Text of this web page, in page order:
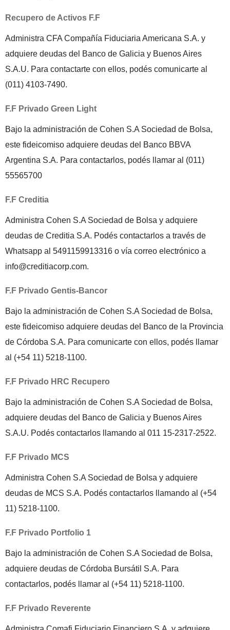
Recupero de Activos F.F
Administra CFA Compañía Fiduciaria Americana S.A. y
adquiere deudas del Banco de Galicia y Buenos Aires
S.A.U. Para contactarte con ellos, podés comunicarte al
(011) 4103-7490.
F.F Privado Green Light
Bajo la administración de Cohen S.A Sociedad de Bolsa,
este fideicomiso adquiere deudas del Banco BBVA
Argentina S.A. Para contactarlos, podés llamar al (011)
55565700
F.F Creditia
Administra Cohen S.A Sociedad de Bolsa y adquiere
deudas de Creditia S.A. Podés contactarlos a través de
Whatsapp al 5491159913316 o vía correo electrónico a
info@creditiacorp.com.
F.F Privado Gentis-Bancor
Bajo la administración de Cohen S.A Sociedad de Bolsa,
este fideicomiso adquiere deudas del Banco de la Provincia
de Córdoba S.A. Para comunicarte con ellos, podés llamar
al (+54 11) 5218-1100.
F.F Privado HRC Recupero
Bajo la administración de Cohen S.A Sociedad de Bolsa,
adquiere deudas del Banco de Galicia y Buenos Aires
S.A.U. Podés contactarlos llamando al 011 15-2317-2522.
F.F Privado MCS
Administra Cohen S.A Sociedad de Bolsa y adquiere
deudas de MCS S.A. Podés contactarlos llamando al (+54
11) 5218-1100.
F.F Privado Portfolio 1
Bajo la administración de Cohen S.A Sociedad de Bolsa,
adquiere deudas de Córdoba Bursátil S.A. Para
contactarlos, podés llamar al (+54 11) 5218-1100.
F.F Privado Reverente